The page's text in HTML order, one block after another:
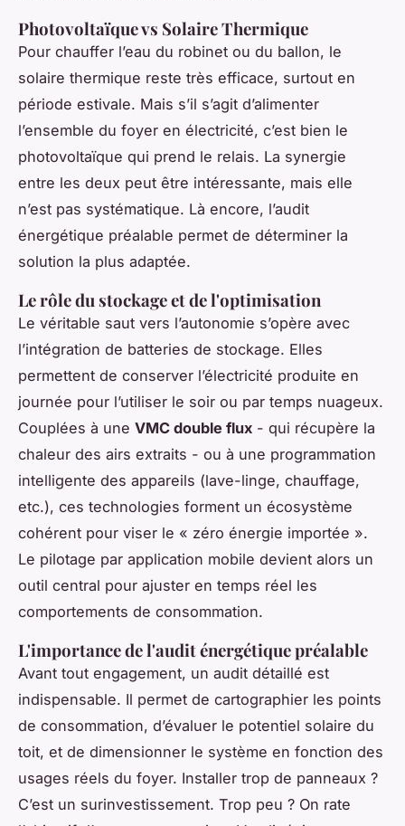
Photovoltaïque vs Solaire Thermique
Pour chauffer l’eau du robinet ou du ballon, le
solaire thermique reste très efficace, surtout en
période estivale. Mais s’il s’agit d’alimenter
l’ensemble du foyer en électricité, c’est bien le
photovoltaïque qui prend le relais. La synergie
entre les deux peut être intéressante, mais elle
n’est pas systématique. Là encore, l’audit
énergétique préalable permet de déterminer la
solution la plus adaptée.
Le rôle du stockage et de l'optimisation
Le véritable saut vers l’autonomie s’opère avec
l’intégration de batteries de stockage. Elles
permettent de conserver l’électricité produite en
journée pour l’utiliser le soir ou par temps nuageux.
Couplées à une VMC double flux - qui récupère la
chaleur des airs extraits - ou à une programmation
intelligente des appareils (lave-linge, chauffage,
etc.), ces technologies forment un écosystème
cohérent pour viser le « zéro énergie importée ».
Le pilotage par application mobile devient alors un
outil central pour ajuster en temps réel les
comportements de consommation.
L'importance de l'audit énergétique préalable
Avant tout engagement, un audit détaillé est
indispensable. Il permet de cartographier les points
de consommation, d’évaluer le potentiel solaire du
toit, et de dimensionner le système en fonction des
usages réels du foyer. Installer trop de panneaux ?
C’est un surinvestissement. Trop peu ? On rate